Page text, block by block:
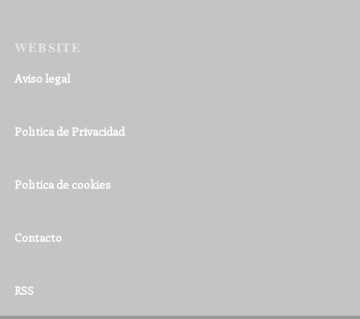
WEBSITE
Aviso legal
Política de Privacidad
Política de cookies
Contacto
RSS